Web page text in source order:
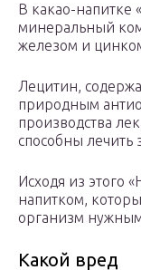
В какао-напитке
минеральный
железом и
Лецитин,
природным
производства
способны лечить
Исходя из этого
напитком,
организм
Какой вред